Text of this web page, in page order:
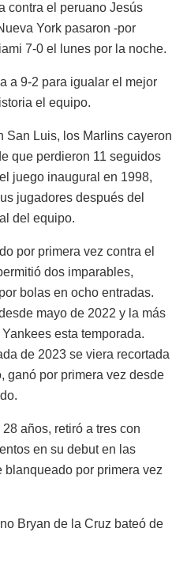
contra el peruano Jesús
York pasaron -por
7-0 el lunes por la noche.
a 9-2 para igualar el mejor
el equipo.
San Luis, los Marlins cayeron
que perdieron 11 seguidos
juego inaugural en 1998,
jugadores después del
del equipo.
por primera vez contra el
dos imparables,
bolas en ocho entradas.
mayo de 2022 y la más
esta temporada.
de 2023 se viera recortada
ganó por primera vez desde
años, retiró a tres con
en su debut en las
blanqueado por primera vez
Bryan de la Cruz bateó de